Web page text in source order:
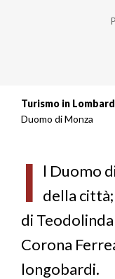
Briciole
pane
Turismo in
Duomo di Monza
I l Duomo
della
di
Corona
longobardi.